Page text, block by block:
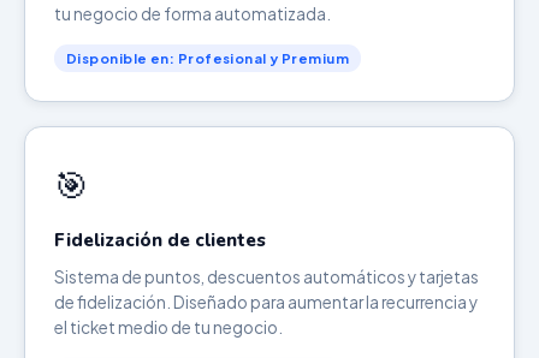
tu negocio de forma automatizada.
Disponible en: Profesional y Premium
🎯
Fidelización de clientes
Sistema de puntos, descuentos automáticos y tarjetas
de fidelización. Diseñado para aumentar la recurrencia y
el ticket medio de tu negocio.